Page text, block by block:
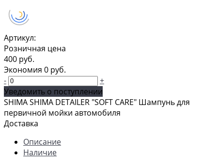
Артикул:
Розничная цена
400 руб.
Экономия 0 руб.
-
+
Уведомить о поступлении
SHIMA SHIMA DETAILER "SOFT CARE" Шампунь для
первичной мойки автомобиля
Доставка
Описание
Наличие